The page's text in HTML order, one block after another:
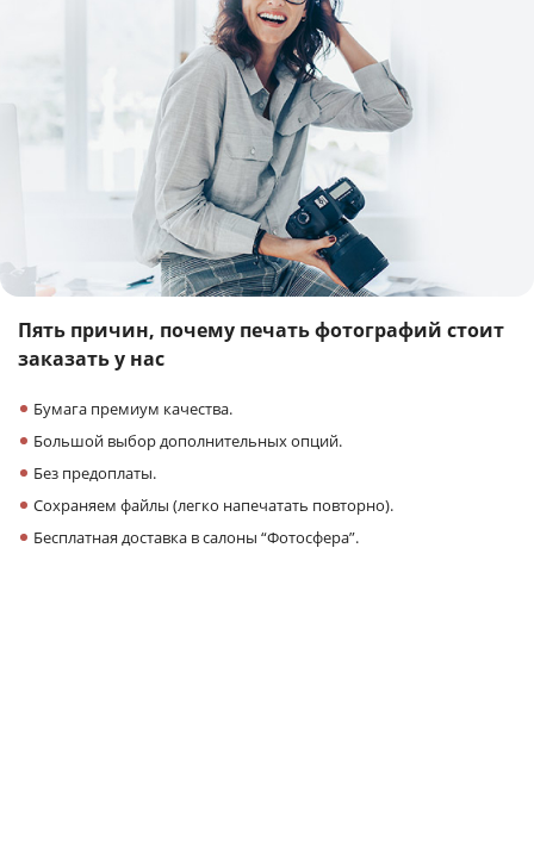
Пять причин, почему печать фотографий стоит
заказать у нас
Бумага премиум качества.
Большой выбор дополнительных опций.
Без предоплаты.
Сохраняем файлы (легко напечатать повторно).
Бесплатная доставка в салоны “Фотосфера”.